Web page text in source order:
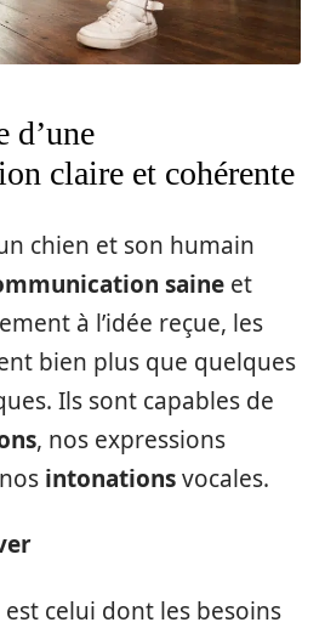
d’une
claire et cohérente
chien et son humain
saine et
à l’idée reçue, les
bien plus que quelques
Ils sont capables de
, nos expressions
intonationsvocales.
celui dont les besoins